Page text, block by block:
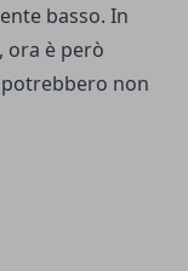
basso. In
ora è però
non